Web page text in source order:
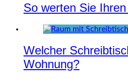
So werten Sie
Welcher
Wohnung?